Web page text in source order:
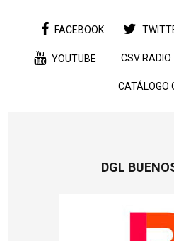
FACEBOOK
YOUTUBE CSV RADIO
CATÁLOGO
DGL